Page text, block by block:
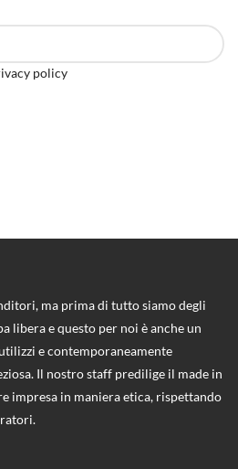
policy
ma prima di tutto siamo degli
libera e questo per noi è anche un
e contemporaneamente
Il nostro staff predilige il made in
impresa in maniera etica, rispettando